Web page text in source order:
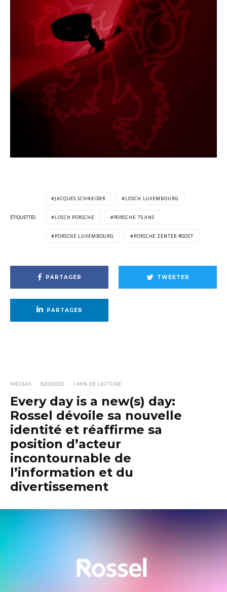
ÉTIQUETTES
JACQUES SCHNEIDER LOSCH LUXEMBOURG
LOSCH PORSCHE PORSCHE 75 ANS
PORSCHE LUXEMBOURG PORSCHE ZENTER ROOST
PARTAGER TWEETER
PARTAGER
MÉDIAS · 15/03/2025 · 1 MIN DE LECTURE
Every day is a new(s) day:
Rossel dévoile sa nouvelle
identité et réaffirme sa
position d’acteur
incontournable de
l’information et du
divertissement